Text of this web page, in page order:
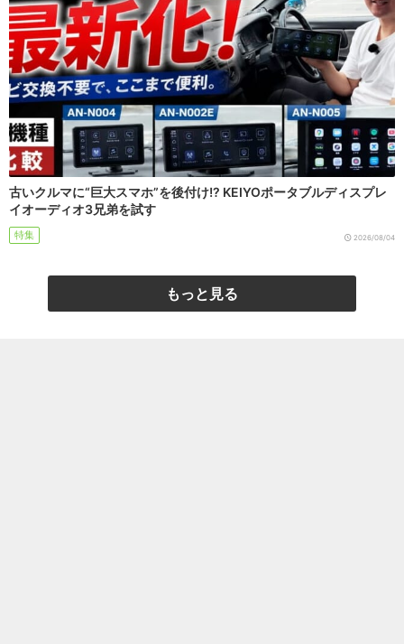
古いクルマに“巨大スマホ”を後付け!? KEIYOポータブルディスプレ
イオーディオ3兄弟を試す
特集 2026/08/04
もっと見る